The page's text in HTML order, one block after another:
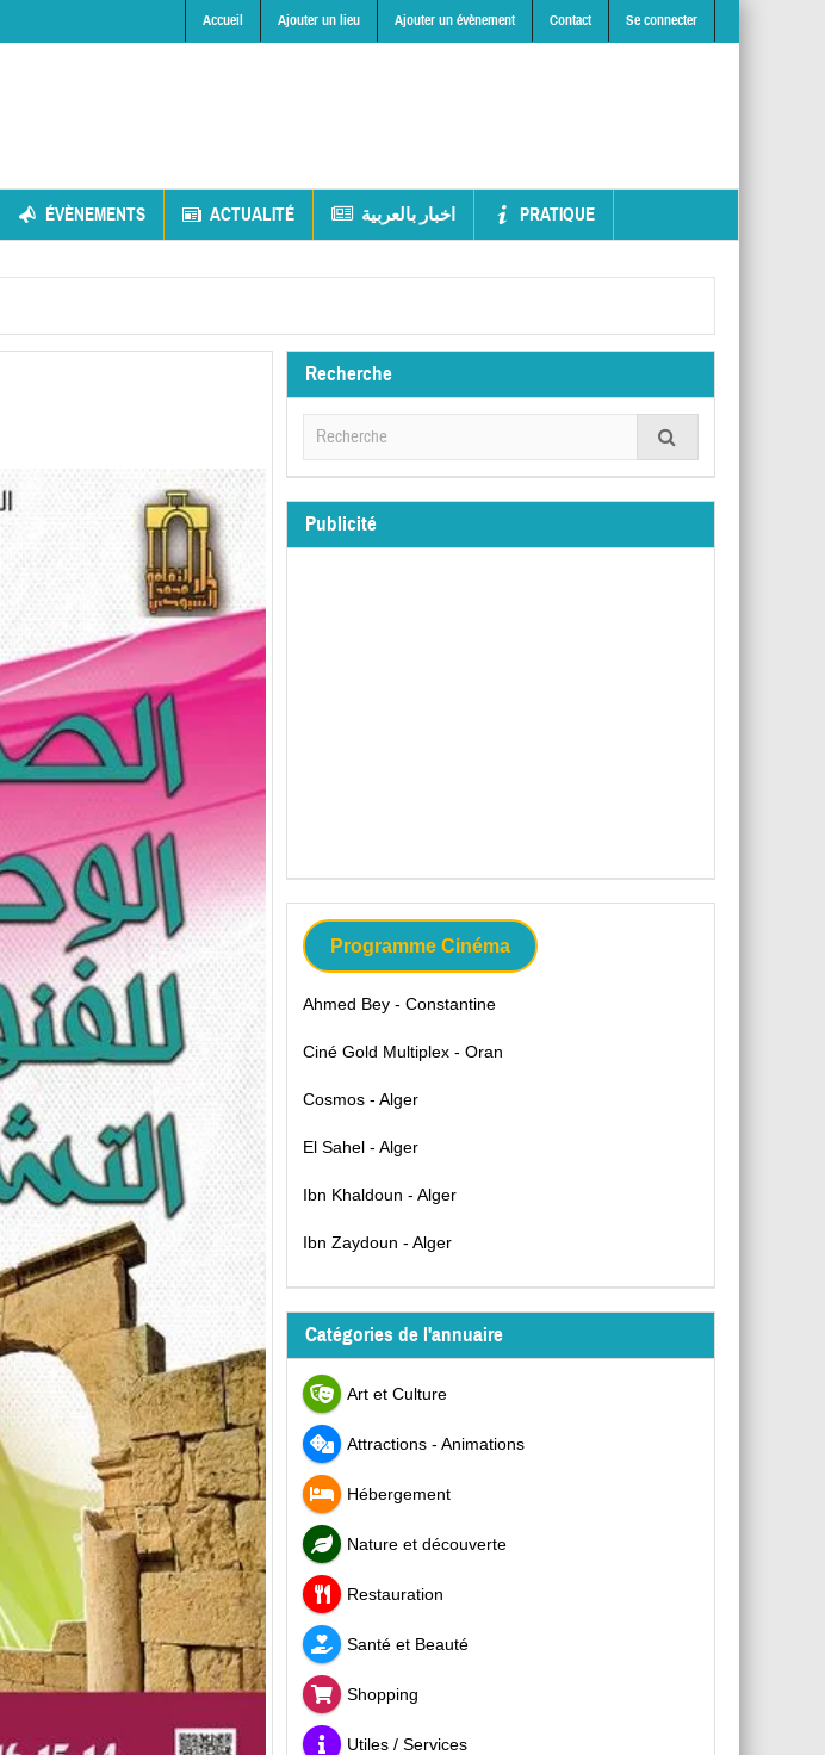
Accueil Ajouter un lieu Ajouter un évènement Contact Se connecter
ÉVÈNEMENTS ACTUALITÉ اخبار بالعربية PRATIQUE
Recherche
Publicité
Programme Cinéma
Ahmed Bey - Constantine
Ciné Gold Multiplex - Oran
Cosmos - Alger
El Sahel - Alger
Ibn Khaldoun - Alger
Ibn Zaydoun - Alger
Catégories de l'annuaire
Art et Culture
Attractions - Animations
Hébergement
Nature et découverte
Restauration
Santé et Beauté
Shopping
Utiles / Services